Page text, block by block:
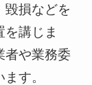
毀損などを
講じま
者や業務委
す。